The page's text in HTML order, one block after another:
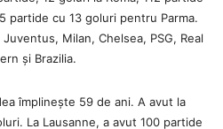
partide cu 13 goluri pentru Parma.
Milan, Chelsea, PSG, Real
și Brazilia.
împlinește 59 de ani. A avut la
La Lausanne, a avut 100 partide